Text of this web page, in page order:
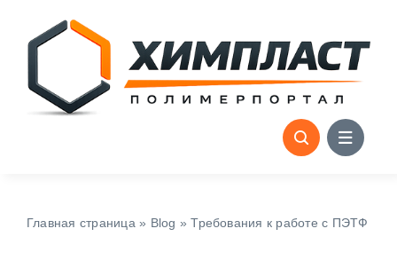
content
Главная страница » Blog »Требования к работе с ПЭТФ